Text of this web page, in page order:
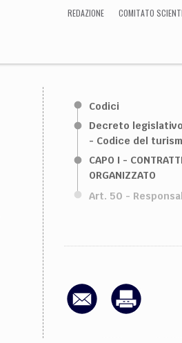
REDAZIONE COMITATO
ECONOMIA
Arte, Cinema, Musica,
Codici
Decreto legislativo
- Codice del
CAPO I -
ORGANIZZATO
Art. 50 -